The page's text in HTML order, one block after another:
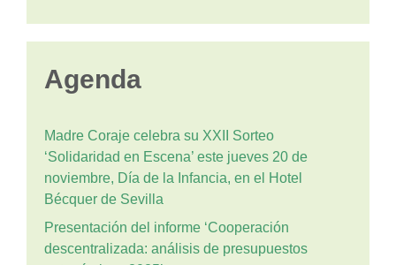
Agenda
Madre Coraje celebra su XXII Sorteo
‘Solidaridad en Escena’ este jueves 20 de
noviembre, Día de la Infancia, en el Hotel
Bécquer de Sevilla
Presentación del informe ‘Cooperación
descentralizada: análisis de presupuestos